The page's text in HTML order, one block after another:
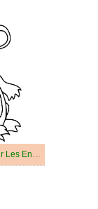
Koala Gratuit Pour Les Enfants